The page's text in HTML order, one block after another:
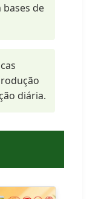
bases de
diária.